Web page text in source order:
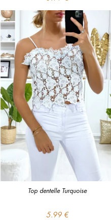
Top dentelle Turquoise
5.99 €